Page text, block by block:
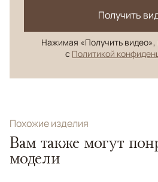
Получить
Нажимая «Получить
с Политикой
Похожие изделия
Вам также могут
модели